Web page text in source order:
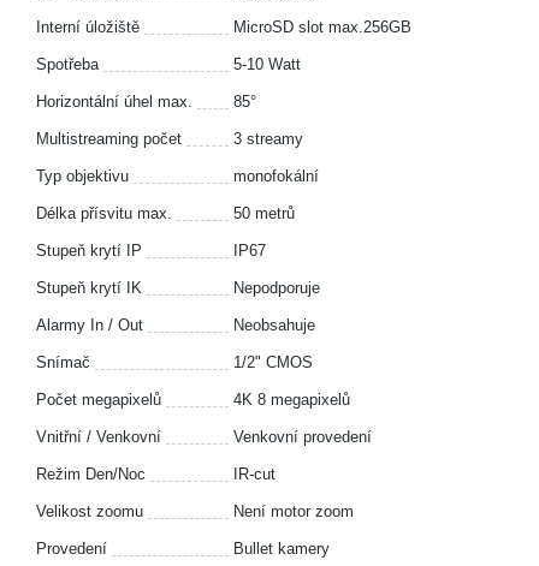
Interní úložiště MicroSD slot max.256GB
Spotřeba 5-10 Watt
Horizontální úhel max. 85°
Multistreaming počet 3 streamy
Typ objektivu monofokální
Délka přísvitu max. 50 metrů
Stupeň krytí IP IP67
Stupeň krytí IK Nepodporuje
Alarmy In / Out Neobsahuje
Snímač 1/2" CMOS
Počet megapixelů 4K 8 megapixelů
Vnitřní / Venkovní Venkovní provedení
Režim Den/Noc IR-cut
Velikost zoomu Není motor zoom
Provedení Bullet kamery